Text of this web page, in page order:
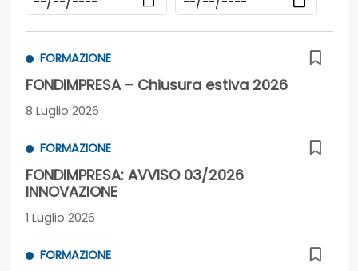
FORMAZIONE
FONDIMPRESA – Chiusura estiva 2026
8 Luglio 2026
FORMAZIONE
FONDIMPRESA: AVVISO 03/2026
INNOVAZIONE
1 Luglio 2026
FORMAZIONE